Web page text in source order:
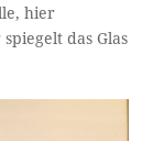
hier
das Glas